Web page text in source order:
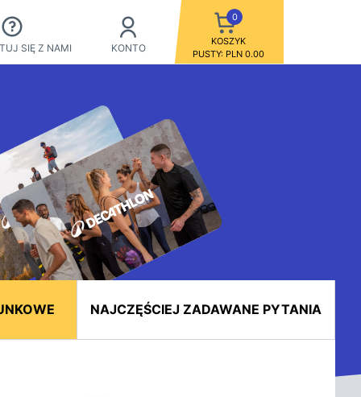
SIĘ Z NAMI KONTO
KOSZYK
PUSTY: PLN 0.00
0
NAJCZĘŚCIEJ ZADAWANE PYTANIA